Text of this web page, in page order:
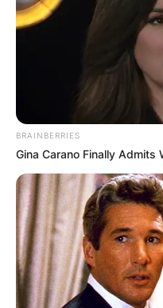
BRAINBERRIES
Gina Carano Finally Admits